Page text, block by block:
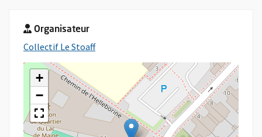
Organisateur
Collectif Le Stoaff, Ouvre une nouvelle fenêtre
+
−